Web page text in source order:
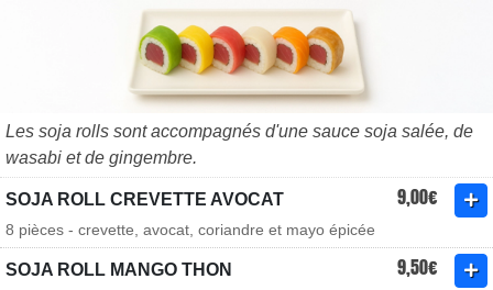
Les soja rolls sont accompagnés d'une sauce soja salée, de
wasabi et de gingembre.
SOJA ROLL CREVETTE AVOCAT 9,00€
8 pièces - crevette, avocat, coriandre et mayo épicée
SOJA ROLL MANGO THON 9,50€